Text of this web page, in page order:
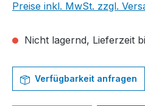
Preise inkl. MwSt. zzgl.
Nicht lagernd, Lieferzeit
Verfügbarkeit anfragen